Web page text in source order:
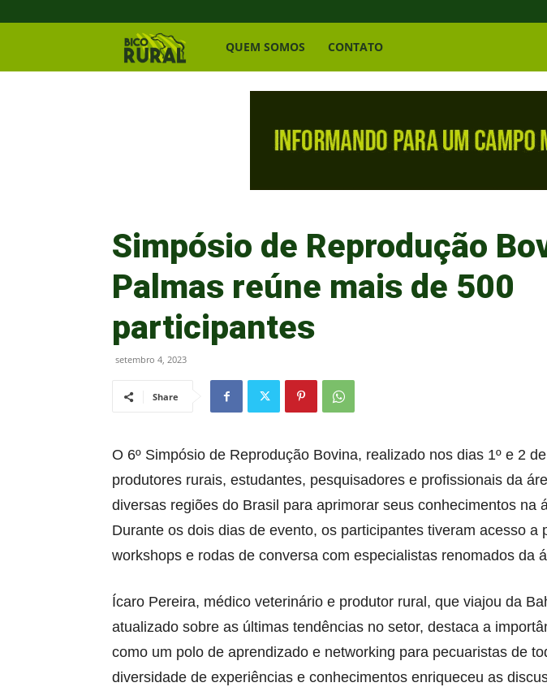
Bico
QUEM SOMOS CONTATO
Simpósio de Reprodução
Palmas reúne mais de 500
participantes
setembro 4, 2023
Share
O 6º Simpósio de Reprodução Bovina, realizado nos dias 1º e 2
produtores rurais, estudantes, pesquisadores e profissionais da
diversas regiões do Brasil para aprimorar seus conhecimentos na
Durante os dois dias de evento, os participantes tiveram acesso a
workshops e rodas de conversa com especialistas renomados da
Ícaro Pereira, médico veterinário e produtor rural, que viajou da
atualizado sobre as últimas tendências no setor, destaca a
como um polo de aprendizado e networking para pecuaristas de
diversidade de experiências e conhecimentos enriqueceu as